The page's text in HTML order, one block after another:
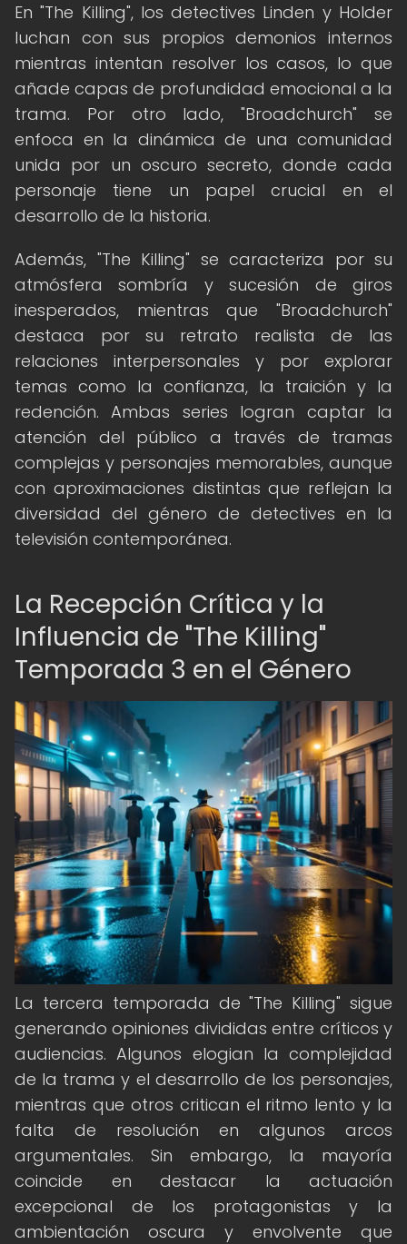
En "The Killing", los detectives Linden y Holder
luchan con sus propios demonios internos
mientras intentan resolver los casos, lo que
añade capas de profundidad emocional a la
trama. Por otro lado, "Broadchurch" se
enfoca en la dinámica de una comunidad
unida por un oscuro secreto, donde cada
personaje tiene un papel crucial en el
desarrollo de la historia.
Además, "The Killing" se caracteriza por su
atmósfera sombría y sucesión de giros
inesperados, mientras que "Broadchurch"
destaca por su retrato realista de las
relaciones interpersonales y por explorar
temas como la confianza, la traición y la
redención. Ambas series logran captar la
atención del público a través de tramas
complejas y personajes memorables, aunque
con aproximaciones distintas que reflejan la
diversidad del género de detectives en la
televisión contemporánea.
La Recepción Crítica y la
Influencia de "The Killing"
Temporada 3 en el Género
La tercera temporada de "The Killing" sigue
generando opiniones divididas entre críticos y
audiencias. Algunos elogian la complejidad
de la trama y el desarrollo de los personajes,
mientras que otros critican el ritmo lento y la
falta de resolución en algunos arcos
argumentales. Sin embargo, la mayoría
coincide en destacar la actuación
excepcional de los protagonistas y la
ambientación oscura y envolvente que